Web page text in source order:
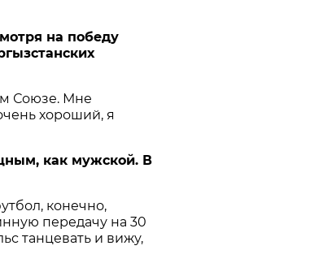
на победу
Союзе. Мне
хороший, я
как мужской. В
конечно,
передачу на 30
танцевать и вижу,